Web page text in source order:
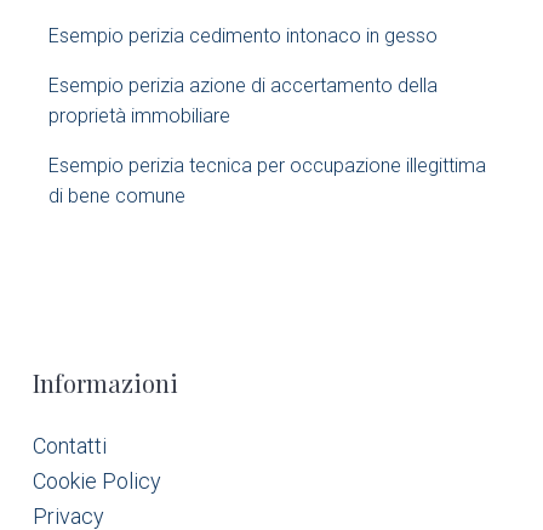
a
Esempio perizia cedimento intonaco in gesso
Esempio perizia azione di accertamento della
proprietà immobiliare​
Esempio perizia tecnica per occupazione illegittima
di bene comune​
Informazioni
Contatti
Cookie Policy
Privacy